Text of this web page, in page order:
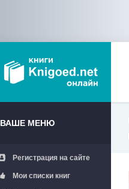
ВАШЕ МЕНЮ
Регистрация на сайте
Мои списки книг